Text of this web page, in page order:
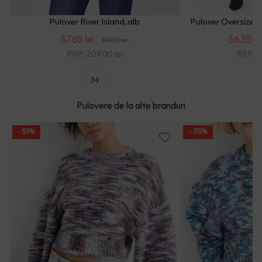
Pulover River Island, alb
57.85 lei 89.00 lei
RRP: 209.00 lei
34
Pulover Oversize
56.55
RRP:
Pulovere de la alte branduri
- 51% - 35%